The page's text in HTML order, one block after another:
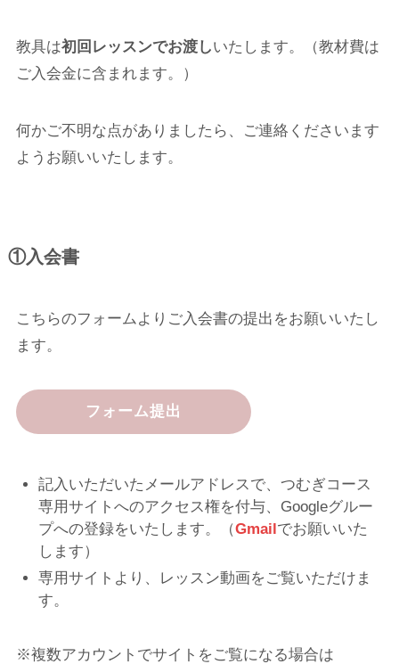
教具は初回レッスンでお渡しいたします。（教材費は
ご入会金に含まれます。）
何かご不明な点がありましたら、ご連絡くださいます
ようお願いいたします。
①入会書
こちらのフォームよりご入会書の提出をお願いいたし
ます。
フォーム提出
記入いただいたメールアドレスで、つむぎコース
専用サイトへのアクセス権を付与、Googleグルー
プへの登録をいたします。（Gmail でお願いいた
します）
専用サイトより、レッスン動画をご覧いただけま
す。
※複数アカウントでサイトをご覧になる場合は